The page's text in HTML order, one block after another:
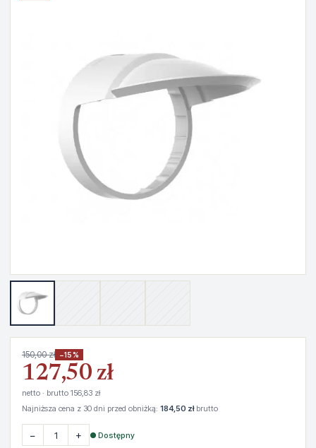
150,00 zł −15%
127,50 zł
netto · brutto 156,83 zł
Najniższa cena z 30 dni przed obniżką: 184,50 złbrutto
− + ● Dostępny